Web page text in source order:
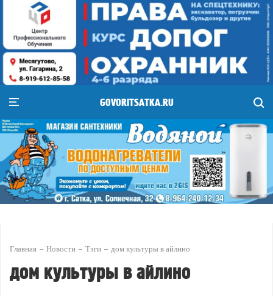
GOVORITSATKA.RU
Главная Новости Тэги дом культуры в айлино
дом культуры в айлино